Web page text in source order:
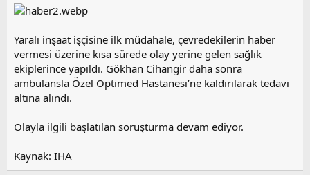
Yaralı inşaat işçisine ilk müdahale, çevredekilerin haber
vermesi üzerine kısa sürede olay yerine gelen sağlık
ekiplerince yapıldı. Gökhan Cihangir daha sonra
ambulansla Özel Optimed Hastanesi’ne kaldırılarak tedavi
altına alındı.
Olayla ilgili başlatılan soruşturma devam ediyor.
Kaynak: IHA